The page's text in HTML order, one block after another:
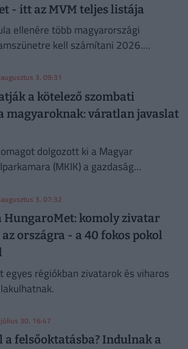
- itt az MVM teljes listája
ellenére több magyarországi
kell számítani 2026.
3. 09:31
a kötelező szombati
magyaroknak: váratlan javaslat
dolgozott ki a Magyar
(MKIK) a gazdaság
3. 07:32
HungaroMet: komoly zivatar
országra - a 40 fokos pokol
egyes régiókban zivatarok és viharos
30. 16:47
a felsőoktatásba? Indulnak a